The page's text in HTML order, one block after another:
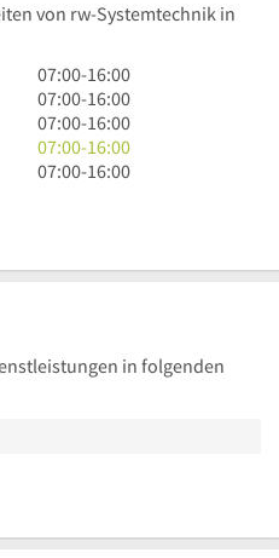
von rw-Systemtechnik in
7
Uhr
bis
16
Uhr
07:00-16:00
7
Uhr
bis
16
07:00-16:00
7
Uhr
bis
07:00-16:00
7
Uhr
07:00-16:00
7
Uhr
07:00-16:00
in folgenden